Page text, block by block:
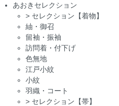
あおきセレクション
> セレクション【着物】
紬・御召
留袖・振袖
訪問着・付下げ
色無地
江戸小紋
小紋
羽織・コート
> セレクション【帯】